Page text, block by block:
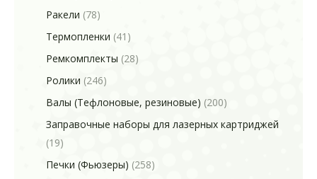
Ракели (78)
Термопленки (41)
Ремкомплекты (28)
Ролики (246)
Валы (Тефлоновые, резиновые) (200)
Заправочные наборы для лазерных картриджей
(19)
Печки (Фьюзеры) (258)